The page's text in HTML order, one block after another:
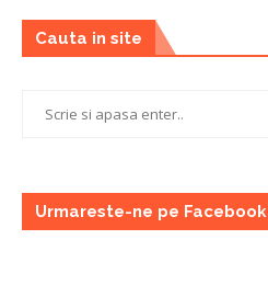
Cauta in site
Urmareste-ne pe Facebook